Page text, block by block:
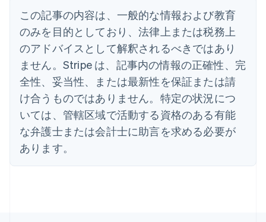
この記事の内容は、一般的な情報および教育
のみを目的としており、法律上または税務上
のアドバイスとして解釈されるべきではあり
ません。Stripe は、記事内の情報の正確性、完
全性、妥当性、または最新性を保証または請
け合うものではありません。特定の状況につ
いては、管轄区域で活動する資格のある有能
な弁護士または会計士に助言を求める必要が
あります。
イギリス
English
イタリア
ItalianoEnglish
インド
English
エストニア
English
オーストラリア
English
オーストリア
オランダ
NederlandsEnglish